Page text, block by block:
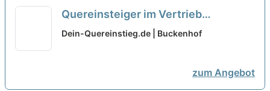
Quereinsteiger im Vertrieb
(Außendienst) (m/w/d) neu
Dein-Quereinstieg.de | Buckenhof
zum Angebot